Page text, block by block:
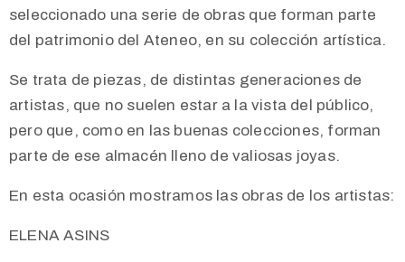
seleccionado una serie de obras que forman parte
del patrimonio del Ateneo, en su colección artística.
Se trata de piezas, de distintas generaciones de
artistas, que no suelen estar a la vista del público,
pero que, como en las buenas colecciones, forman
parte de ese almacén lleno de valiosas joyas.
En esta ocasión mostramos las obras de los artistas:
ELENA ASINS